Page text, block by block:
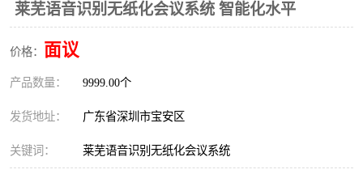
莱芜语音识别无纸化会议系统 智能化水平
价格： 面议
产品数量： 9999.00个
发货地址： 广东省深圳市宝安区
关键词： 莱芜语音识别无纸化会议系统